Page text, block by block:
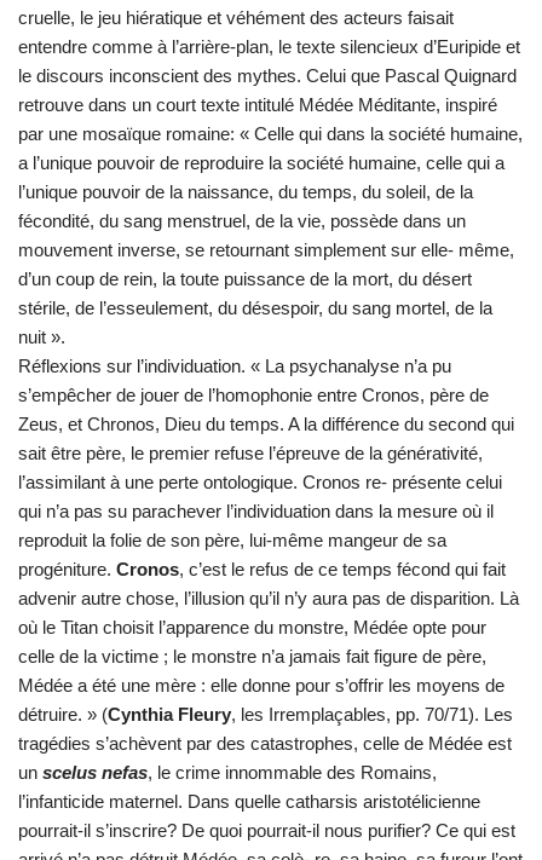
cruelle, le jeu hiératique et véhément des acteurs faisait
entendre comme à l’arrière-plan, le texte silencieux d’Euripide et
le discours inconscient des mythes. Celui que Pascal Quignard
retrouve dans un court texte intitulé Médée Méditante, inspiré
par une mosaïque romaine: « Celle qui dans la société humaine,
a l’unique pouvoir de reproduire la société humaine, celle qui a
l’unique pouvoir de la naissance, du temps, du soleil, de la
fécondité, du sang menstruel, de la vie, possède dans un
mouvement inverse, se retournant simplement sur elle- même,
d’un coup de rein, la toute puissance de la mort, du désert
stérile, de l’esseulement, du désespoir, du sang mortel, de la
nuit ».
Réflexions sur l’individuation. « La psychanalyse n’a pu
s’empêcher de jouer de l’homophonie entre Cronos, père de
Zeus, et Chronos, Dieu du temps. A la différence du second qui
sait être père, le premier refuse l’épreuve de la générativité,
l’assimilant à une perte ontologique. Cronos re- présente celui
qui n’a pas su parachever l’individuation dans la mesure où il
reproduit la folie de son père, lui-même mangeur de sa
progéniture. Cronos, c’est le refus de ce temps fécond qui fait
advenir autre chose, l’illusion qu’il n’y aura pas de disparition. Là
où le Titan choisit l’apparence du monstre, Médée opte pour
celle de la victime ; le monstre n’a jamais fait figure de père,
Médée a été une mère : elle donne pour s’offrir les moyens de
détruire. » (Cynthia Fleury, les Irremplaçables, pp. 70/71). Les
tragédies s’achèvent par des catastrophes, celle de Médée est
un scelus nefas, le crime innommable des Romains,
l’infanticide maternel. Dans quelle catharsis aristotélicienne
pourrait-il s’inscrire? De quoi pourrait-il nous purifier? Ce qui est